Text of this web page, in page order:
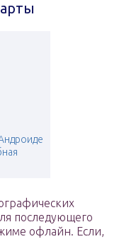
последующего
офлайн. Если,